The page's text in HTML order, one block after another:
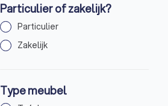
Particulier of zakelijk?
Particulier
Zakelijk
Type meubel